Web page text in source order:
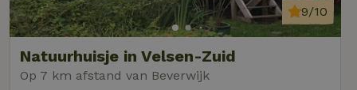
Natuurhuisje in Velsen-Zuid
Op 7 km afstand van Beverwijk
9/10